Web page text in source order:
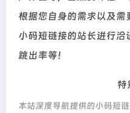
根据您自身的需求以及需
小码短链接的站长进行洽
跳出率等！
特
本站深度导航提供的小码短